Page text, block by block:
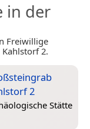
in der
Freiwillige
2.
2
Stätte